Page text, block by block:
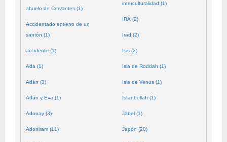
abuelo de Cervantes (1)
Accidentado entierro de un
santón (1)
accidente (1)
Ada (1)
Adán (3)
Adán y Eva (1)
Adonay (3)
Adoniram (11)
interculturalidad (1)
IRA (2)
Irad (2)
Isis (2)
Isla de Roddah (1)
Isla de Venus (1)
Istanbollah (1)
Jabel (1)
Japón (20)